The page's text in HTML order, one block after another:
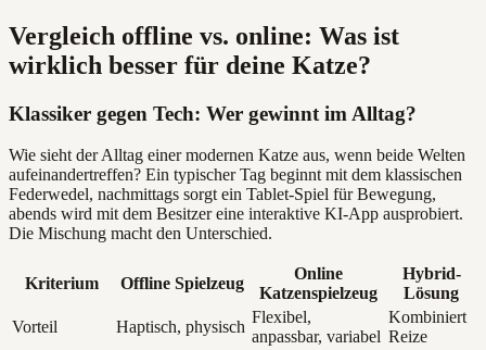
Vergleich offline vs. online: Was ist
wirklich besser für deine Katze?
Klassiker gegen Tech: Wer gewinnt im Alltag?
Wie sieht der Alltag einer modernen Katze aus, wenn beide Welten
aufeinandertreffen? Ein typischer Tag beginnt mit dem klassischen
Federwedel, nachmittags sorgt ein Tablet-Spiel für Bewegung,
abends wird mit dem Besitzer eine interaktive KI-App ausprobiert.
Die Mischung macht den Unterschied.
Kriterium Offline Spielzeug
Online
Katzenspielzeug
Hybrid-
Lösung
Vorteil
Haptisch, physisch
Flexibel,
anpassbar, variabel
Kombiniert
Reize